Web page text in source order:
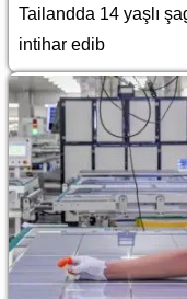
Tailandda 14 yaşlı
intihar edib